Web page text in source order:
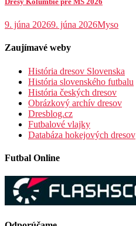
9. júna 20269. júna 2026Myso
Zaujímavé weby
História dresov Slovenska
História slovenského futbalu
História českých dresov
Obrázkový archív dresov
Dresblog.cz
Futbalové vlajky
Databáza hokejových dresov
Futbal Online